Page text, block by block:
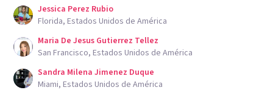
Jessica Perez Rubio
Florida, Estados Unidos de América
Maria De Jesus Gutierrez Tellez
San Francisco, Estados Unidos de América
Sandra Milena Jimenez Duque
Miami, Estados Unidos de América